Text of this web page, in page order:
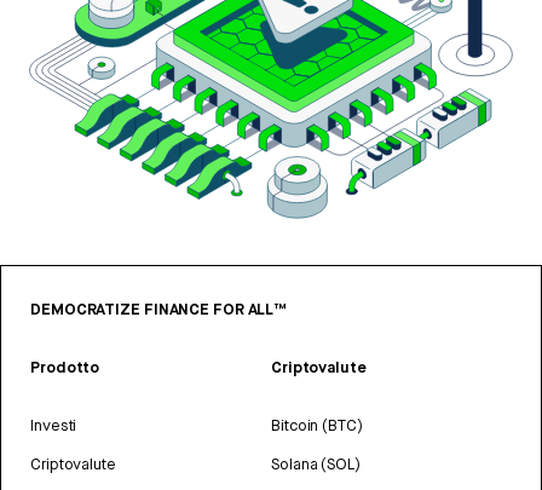
DEMOCRATIZE FINANCE FOR ALL™
Prodotto
Investi
Criptovalute
Criptovalute
Bitcoin (BTC)
Solana (SOL)